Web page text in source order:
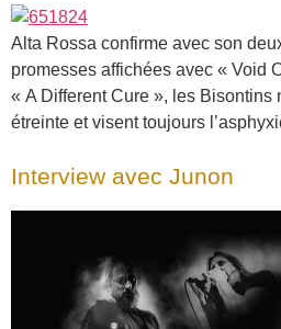
Alta Rossa confirme avec son
promesses affichées avec « Void
« A Different Cure », les Bisontins
étreinte et visent toujours
Interview avec Junon